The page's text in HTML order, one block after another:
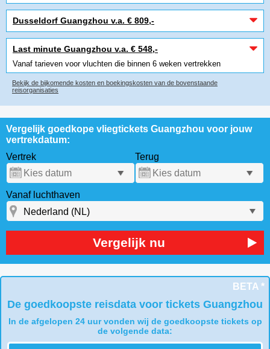
Dusseldorf Guangzhou v.a. € 809,-
Last minute Guangzhou v.a. € 548,-
Vanaf tarieven voor vluchten die binnen 6 weken vertrekken
Bekijk de bijkomende kosten en boekingskosten van de bovenstaande
reisorganisaties
Vergelijk goedkope vliegtickets Guangzhou voor jouw
vertrekdatum:
Vertrek
Terug
Vanaf luchthaven
Vergelijk nu
BETA *
De goedkoopste reisdata voor tickets Guangzhou
In de afgelopen 24 uur vonden wij de goedkoopste tickets op
de volgende data: